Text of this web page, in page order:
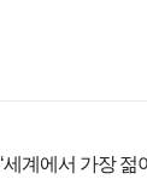
‘세계에서 가장 젊